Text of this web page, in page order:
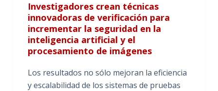
Investigadores crean técnicas
innovadoras de verificación para
incrementar la seguridad en la
inteligencia artificial y el
procesamiento de imágenes
Los resultados no sólo mejoran la eficiencia
y escalabilidad de los sistemas de pruebas